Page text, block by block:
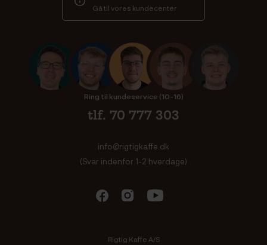
Gå til vores kundecenter
Ring til kundeservice (10-16)
tlf. 70 777 303
info@rigtigkaffe.dk
(Svar indenfor 1-2 hverdage)
Rigtig Kaffe A/S